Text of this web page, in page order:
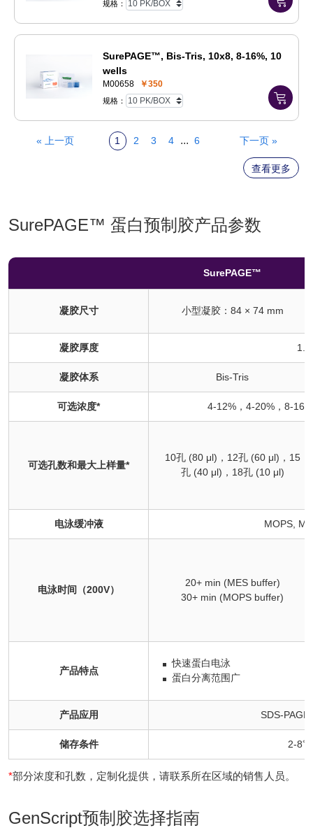
规格：
SurePAGE™, Bis-Tris, 10x8, 8-16%, 10
wells
M00658 ￥350
规格：
« 上一页 1 2 3 4 ... 6 下一页 »
查看更多
SurePAGE™ 蛋白预制胶产品参数
SurePAGE™
凝胶尺寸 小型凝胶：84 × 74 mm
凝胶厚度
凝胶体系 Bis-Tris
可选浓度* 4-12%，4-20%，8-
可选孔数和最大上样量*
10孔 (80 μl)，12孔 (60 μl)，15
孔 (40 μl)，18孔 (10 μl)
电泳缓冲液 MOPS,
电泳时间（200V）
20+ min (MES buffer)
30+ min (MOPS buffer)
产品特点
快速蛋白电泳
蛋白分离范围广
产品应用 SDS-
储存条件 2-8℃
*部分浓度和孔数，定制化提供，请联系所在区域的销售人员。
GenScript预制胶选择指南